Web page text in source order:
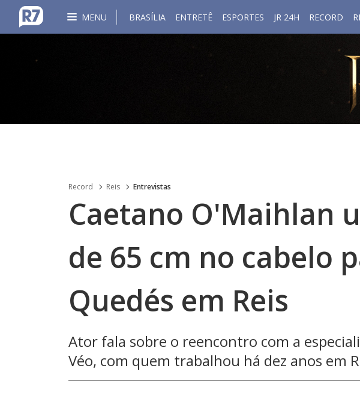
MENU BRASÍLIA ENTRETÊ ESPORTES JR 24H RECORD
Record Reis Entrevistas
Caetano O'Maihlan
de 65 cm no cabelo
Quedés em Reis
Ator fala sobre o reencontro com a
Véo, com quem trabalhou há dez anos em